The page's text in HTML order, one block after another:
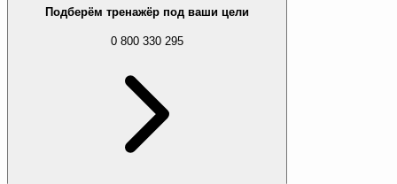
Подберём тренажёр под ваши цели
0 800 330 295